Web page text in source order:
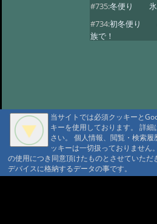
#735:冬便り 氷
#734:初冬便り
族で！
#730:初冬便り
#729: 初冬便り
冠雪
#728:初冬便り
当サイトでは必須クッキーと
キーを使用しております。 詳
さい。 個人情報、閲覧・検索
ッキーは一切扱っておりません
の使用につき同意頂けたものとさせていた
デバイスに格納するデータの事です。